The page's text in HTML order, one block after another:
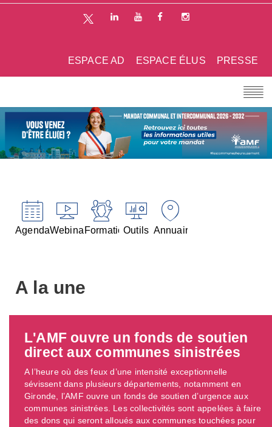
PRESSE
ESPACE ÉLUS
ESPACE AD
AgendaWebinairesFormationsOutils Annuaires
A la une
L'AMF ouvre un fonds de soutien
direct aux communes sinistrées
A l’heure où des feux d’une intensité exceptionnelle
sévissent dans plusieurs départements, notamment en
Gironde, l’AMF ouvre un fonds de soutien d’urgence aux
communes sinistrées. Les collectivités sont appelées à faire
des dons qui seront alloués aux communes touchées pour